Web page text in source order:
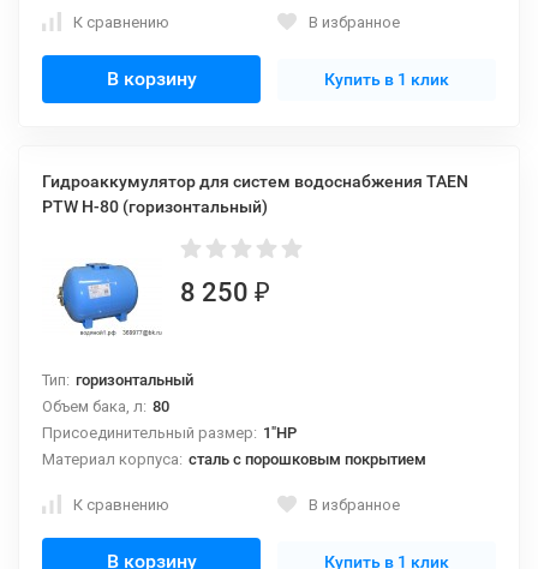
К сравнению В избранное
В корзину Купить в 1 клик
Гидроаккумулятор для систем водоснабжения TAEN
PTW H-80 (горизонтальный)
8 250 ₽
Тип: горизонтальный
Объем бака, л: 80
Присоединительный размер: 1"НР
Материал корпуса: сталь с порошковым покрытием
К сравнению В избранное
В корзину Купить в 1 клик